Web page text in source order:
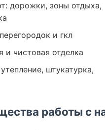
дорожки, зоны отдыха,
и гкл
и чистовая отделка
штукатурка,
работы с